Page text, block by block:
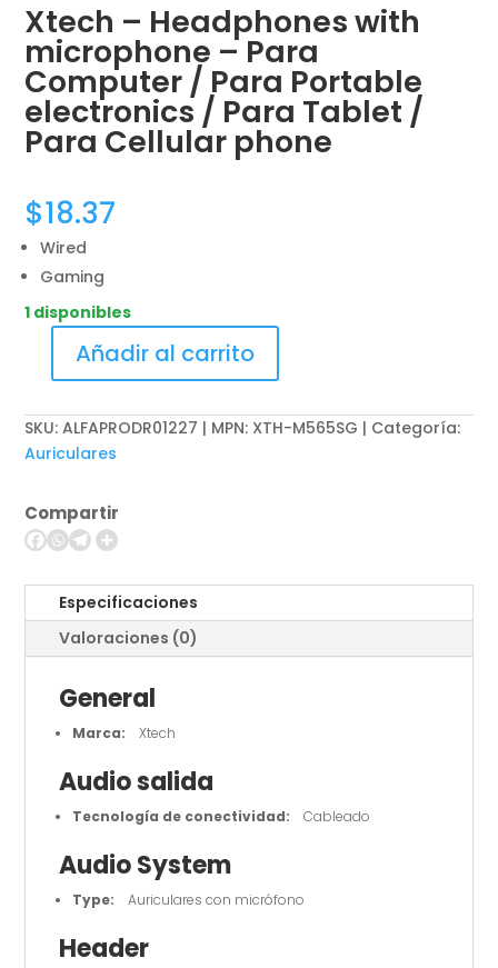
Xtech – Headphones with
microphone – Para
Computer / Para Portable
electronics / Para Tablet /
Para Cellular phone
$18.37
Wired
Gaming
1 disponibles
Headphones
with
Para
Computer
Para
Portable
electronics
Para
Tablet
phone
cantidad
Añadir al carrito
SKU:ALFAPRODR01227 | MPN: XTH-M565SG
Categoría:
Auriculares
Compartir
Especificaciones
Valoraciones (0)
General
Marca: Xtech
Audio salida
Tecnología de conectividad: Cableado
Audio System
Type: Auriculares con micrófono
Header